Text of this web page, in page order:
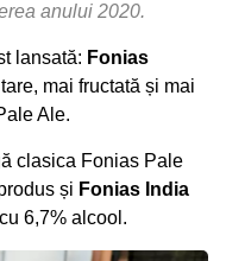
anului 2020.
lansată: Fonias
mai fructată și mai
Ale.
clasica Fonias Pale
și Fonias India
6,7% alcool.